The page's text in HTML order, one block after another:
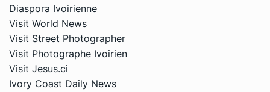
Diaspora Ivoirienne
Visit World News
Visit Street Photographer
Visit Photographe Ivoirien
Visit Jesus.ci
Ivory Coast Daily News